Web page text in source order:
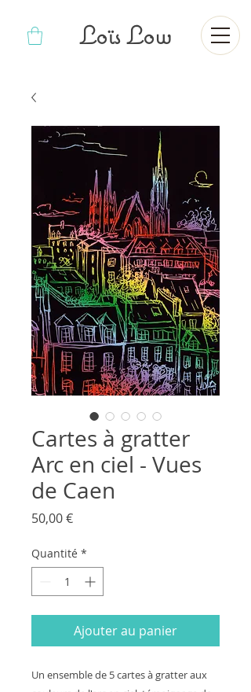
Loïs Low
Cartes à gratter
Arc en ciel - Vues
de Caen
50,00 €Prix
Quantité *
Ajouter au panier
Un ensemble de 5 cartes à gratter aux